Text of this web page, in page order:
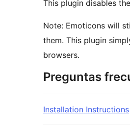
This plugin disables
Note: Emoticons will
them. This plugin
browsers.
Preguntas
Installation Instructions